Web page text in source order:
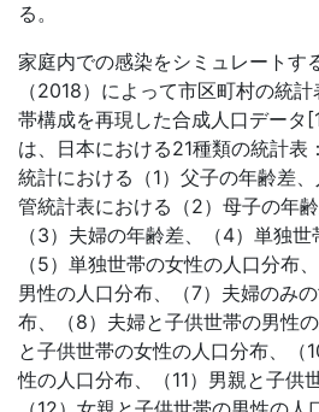
る。
家庭内での感染をシミュレートす
（2018）によって市区町村の統
帯構成を再現した合成人口データ
は、日本における21種類の統計表
統計における（1）父子の年齢差
管統計表における（2）母子の年
（3）夫婦の年齢差、（4）単独世
（5）単独世帯の女性の人口分布
男性の人口分布、（7）夫婦のみ
布、（8）夫婦と子供世帯の男性
と子供世帯の女性の人口分布、（
性の人口分布、（11）男親と子供